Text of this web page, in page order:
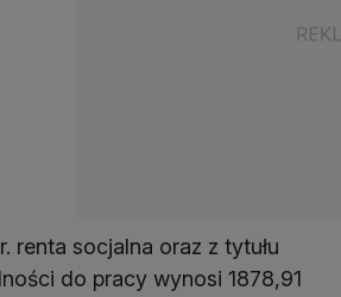
renta socjalna oraz z tytułu
do pracy wynosi 1878,91